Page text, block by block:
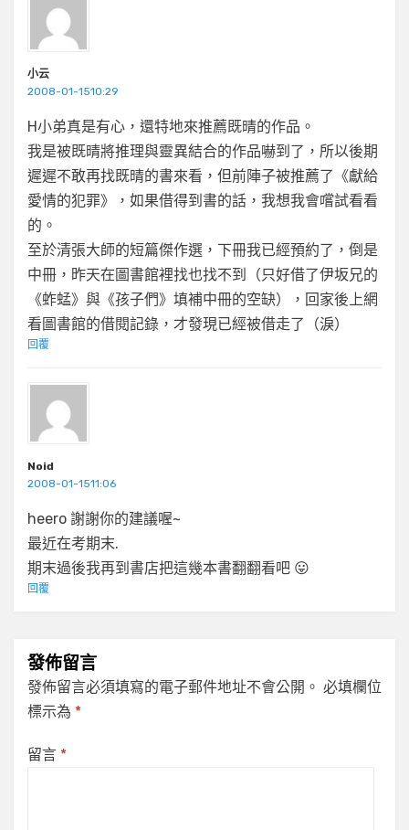
小云
2008-01-1510:29
H小弟真是有心，還特地來推薦既晴的作品。
我是被既晴將推理與靈異結合的作品嚇到了，所以後期
遲遲不敢再找既晴的書來看，但前陣子被推薦了《獻給
愛情的犯罪》，如果借得到書的話，我想我會嚐試看看
的。
至於清張大師的短篇傑作選，下冊我已經預約了，倒是
中冊，昨天在圖書館裡找也找不到（只好借了伊坂兄的
《蚱蜢》與《孩子們》填補中冊的空缺），回家後上網
看圖書館的借閱記錄，才發現已經被借走了（淚）
回覆
Noid
2008-01-1511:06
heero 謝謝你的建議喔~
最近在考期末.
期末過後我再到書店把這幾本書翻翻看吧 😛
回覆
發佈留言
發佈留言必須填寫的電子郵件地址不會公開。 必填欄位
標示為 *
留言 *